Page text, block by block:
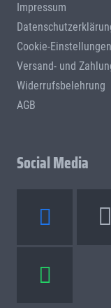
Impressum
Cookie-Einstellungen
Versand- und
Widerrufsbelehrung
AGB
Social Media